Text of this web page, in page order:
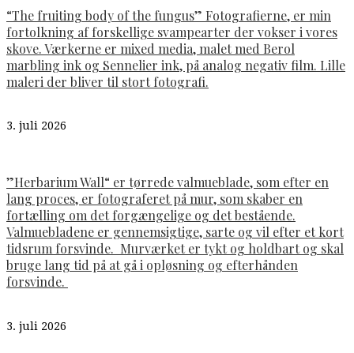
“The fruiting body of the fungus” Fotografierne, er min
fortolkning af forskellige svampearter der vokser i vores
skove. Værkerne er mixed media, malet med Berol
marbling ink og Sennelier ink, på analog negativ film. Lille
maleri der bliver til stort fotografi.
3. juli 2026
”Herbarium Wall“ er tørrede valmueblade, som efter en
lang proces, er fotograferet på mur, som skaber en
fortælling om det forgængelige og det bestående.
Valmuebladene er gennemsigtige, sarte og vil efter et kort
tidsrum forsvinde. Murværket er tykt og holdbart og skal
bruge lang tid på at gå i opløsning og efterhånden
forsvinde.
3. juli 2026